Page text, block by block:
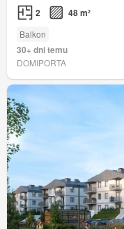
2 48 m²
Balkon
30+ dni temu
DOMIPORTA